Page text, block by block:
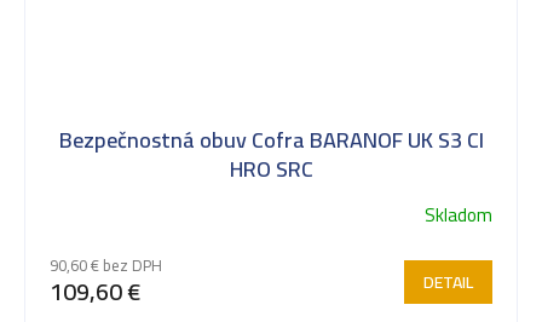
Bezpečnostná obuv Cofra BARANOF UK S3 CI
HRO SRC
Skladom
90,60 € bez DPH
109,60 € DETAIL